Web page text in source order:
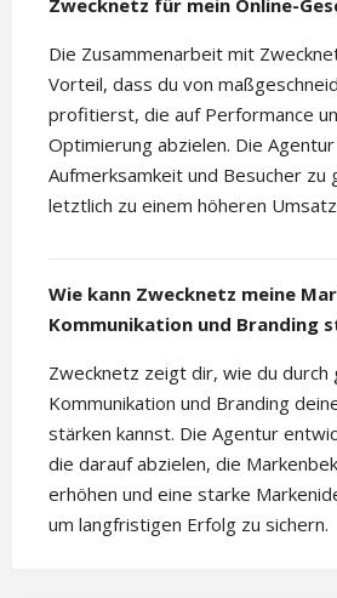
Die Zusammenarbeit mit
Vorteil, dass du von
profitierst, die auf Performance
Optimierung abzielen. Die
Aufmerksamkeit und Besucher zu
letztlich zu einem höheren
Wie kann Zwecknetz meine
Kommunikation und Branding
Zwecknetz zeigt dir, wie du durch
Kommunikation und Branding
stärken kannst. Die Agentur
die darauf abzielen, die
erhöhen und eine starke
um langfristigen Erfolg zu sichern.